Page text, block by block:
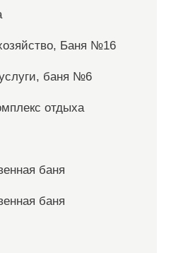
Баня №16
баня №6
отдыха
баня
баня